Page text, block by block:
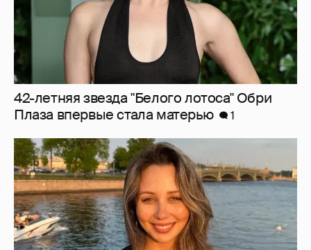
Елизавета Туктамышева заявила, что
полиция бездействует в ответ на её
жалобы на сталкера
36